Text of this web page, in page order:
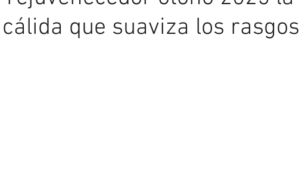
que suaviza los rasgos